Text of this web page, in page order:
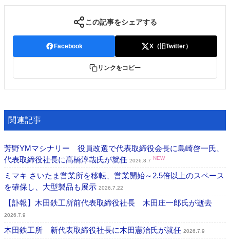
お問い合わせ
この記事をシェアする
Facebook X（旧Twitter）
リンクをコピー
関連記事
芳野YMマシナリー 役員改選で代表取締役会長に島崎啓一氏、
代表取締役社長に髙橋淳哉氏が就任 2026.8.7 NEW
ミマキ さいたま営業所を移転、営業開始～2.5倍以上のスペース
を確保し、大型製品も展示 2026.7.22
【訃報】木田鉄工所前代表取締役社長 木田庄一郎氏が逝去
2026.7.9
木田鉄工所 新代表取締役社長に木田憲治氏が就任 2026.7.9